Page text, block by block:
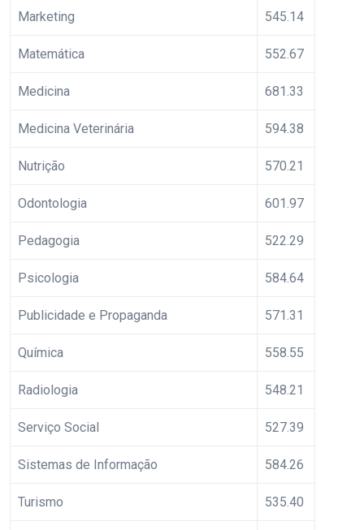
Marketing 545.14
Matemática 552.67
Medicina 681.33
Medicina Veterinária 594.38
Nutrição 570.21
Odontologia 601.97
Pedagogia 522.29
Psicologia 584.64
Publicidade e Propaganda 571.31
Química 558.55
Radiologia 548.21
Serviço Social 527.39
Sistemas de Informação 584.26
Turismo 535.40